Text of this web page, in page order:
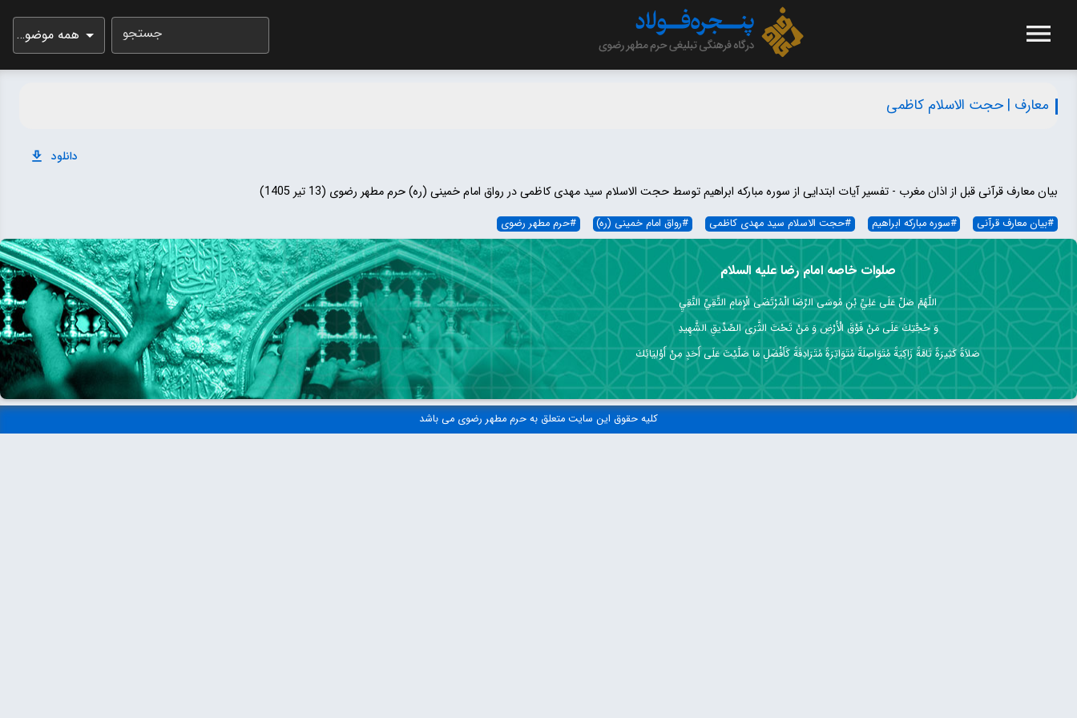
جستجو همه موضوعات
معارف | حجت الاسلام کاظمی
دانلود
بیان معارف قرآنی قبل از اذان مغرب - تفسیر آیات ابتدایی از سوره مبارکه ابراهیم توسط حجت الاسلام سید مهدی کاظمی در رواق امام خمینی (ره) حرم مطهر رضوی (13 تیر 1405)
#بیان معارف قرآنی #سوره مبارکه ابراهیم #حجت الاسلام سید مهدی کاظمی #رواق امام خمینی (ره) #حرم مطهر رضوی
صلوات خاصه امام رضا علیه السلام
اللَّهُمَّ صَلِّ عَلَى عَلِيِّ بْنِ مُوسَى الرِّضَا الْمُرْتَضَى الْإِمَامِ التَّقِيِّ النَّقِيِ
وَ حُجَّتِكَ عَلَى مَنْ فَوْقَ الْأَرْضِ وَ مَنْ تَحْتَ الثَّرَى الصِّدِّيقِ الشَّهِيدِ
صَلاَةً كَثِيرَةً تَامَّةً زَاكِيَةً مُتَوَاصِلَةً مُتَوَاتِرَةً مُتَرَادِفَةً كَأَفْضَلِ مَا صَلَّيْتَ عَلَى أَحَدٍ مِنْ أَوْلِيَائِكَ
کلیه حقوق این سایت متعلق به حرم مطهر رضوی می باشد